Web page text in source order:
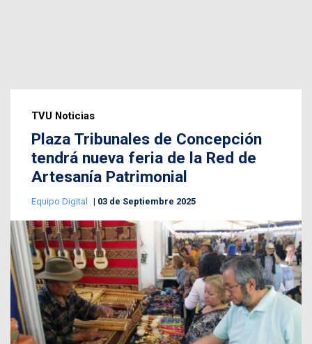
TVU Noticias
Plaza Tribunales de Concepción
tendrá nueva feria de la Red de
Artesanía Patrimonial
Equipo Digital 03 de Septiembre 2025